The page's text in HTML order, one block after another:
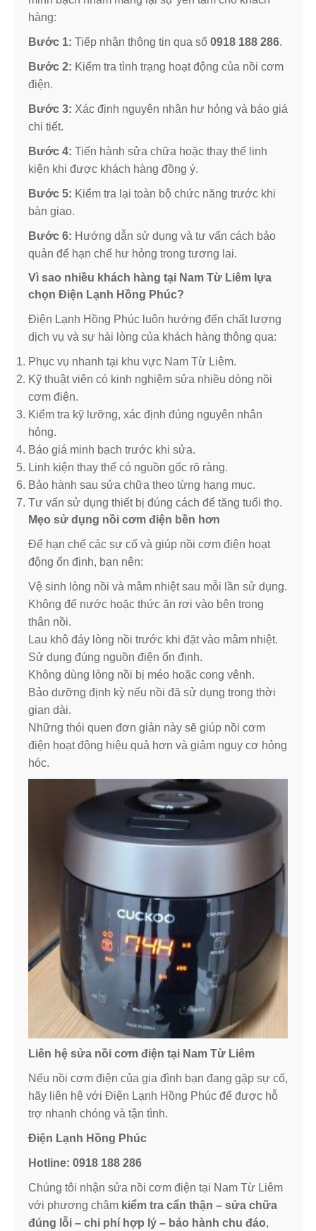
hàng:
Bước 1: Tiếp nhận thông tin qua số 0918 188 286.
Bước 2: Kiểm tra tình trạng hoạt động của nồi cơm
điện.
Bước 3: Xác định nguyên nhân hư hỏng và báo giá
chi tiết.
Bước 4: Tiến hành sửa chữa hoặc thay thế linh
kiện khi được khách hàng đồng ý.
Bước 5: Kiểm tra lại toàn bộ chức năng trước khi
bàn giao.
Bước 6: Hướng dẫn sử dụng và tư vấn cách bảo
quản để hạn chế hư hỏng trong tương lai.
Vì sao nhiều khách hàng tại Nam Từ Liêm lựa
chọn Điện Lạnh Hồng Phúc?
Điện Lạnh Hồng Phúc luôn hướng đến chất lượng
dịch vụ và sự hài lòng của khách hàng thông qua:
Phục vụ nhanh tại khu vực Nam Từ Liêm.
Kỹ thuật viên có kinh nghiệm sửa nhiều dòng nồi
cơm điện.
Kiểm tra kỹ lưỡng, xác định đúng nguyên nhân
hỏng.
Báo giá minh bạch trước khi sửa.
Linh kiện thay thế có nguồn gốc rõ ràng.
Bảo hành sau sửa chữa theo từng hạng mục.
Tư vấn sử dụng thiết bị đúng cách để tăng tuổi thọ.
Mẹo sử dụng nồi cơm điện bền hơn
Để hạn chế các sự cố và giúp nồi cơm điện hoạt
động ổn định, bạn nên:
Vệ sinh lòng nồi và mâm nhiệt sau mỗi lần sử dụng.
Không để nước hoặc thức ăn rơi vào bên trong
thân nồi.
Lau khô đáy lòng nồi trước khi đặt vào mâm nhiệt.
Sử dụng đúng nguồn điện ổn định.
Không dùng lòng nồi bị méo hoặc cong vênh.
Bảo dưỡng định kỳ nếu nồi đã sử dụng trong thời
gian dài.
Những thói quen đơn giản này sẽ giúp nồi cơm
điện hoạt động hiệu quả hơn và giảm nguy cơ hỏng
hóc.
Liên hệ sửa nồi cơm điện tại Nam Từ Liêm
Nếu nồi cơm điện của gia đình bạn đang gặp sự cố,
hãy liên hệ với Điện Lạnh Hồng Phúc để được hỗ
trợ nhanh chóng và tận tình.
Điện Lạnh Hồng Phúc
Hotline: 0918 188 286
Chúng tôi nhận sửa nồi cơm điện tại Nam Từ Liêm
với phương châm kiểm tra cẩn thận – sửa chữa
đúng lỗi – chi phí hợp lý – bảo hành chu đáo,